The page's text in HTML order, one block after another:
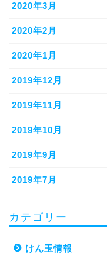
2020年3月
2020年2月
2020年1月
2019年12月
2019年11月
2019年10月
2019年9月
2019年7月
カテゴリー
けん玉情報